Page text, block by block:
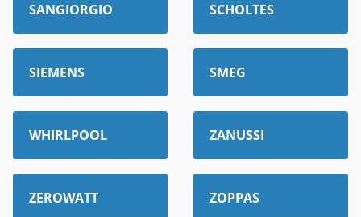
SANGIORGIO SCHOLTES
SIEMENS SMEG
WHIRLPOOL ZANUSSI
ZEROWATT ZOPPAS